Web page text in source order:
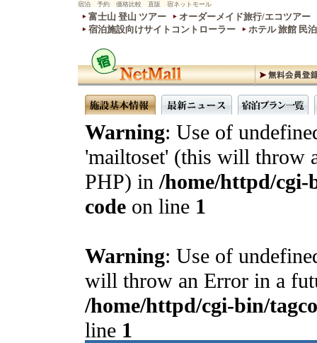
宿泊 予約 価格比較 直販 宿ネットモール
富士山 登山 ツアー
オーダーメイド旅行/エコツアー
宿泊施設向けサイトコントローラー
ホテル 旅館 民
Warning: Use of
'mailtoset' (this will throw
PHP) in/home/httpd/cgi-
code on line 1
Warning: Use of
will throw an Error in a
/home/httpd/cgi-bin/
line 1